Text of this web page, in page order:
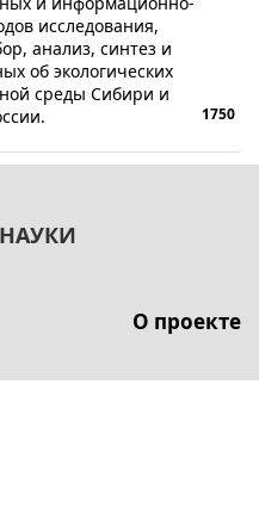
исследования,
анализ, синтез и
об экологических
среды Сибири и
1750
О проекте